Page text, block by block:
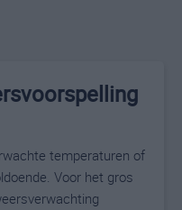
temperaturen of
Voor het gros